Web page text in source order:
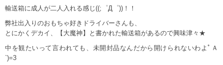
輸送箱に成人が二人入れる感じ((;゜Д゜))！！
弊社出入りのおもちゃ好きドライバーさんも、
とにかくデカイ、【大魔神】と書かれた輸送箱があるので興味津々★
中を観たいって言われても、未開封品なんだから開けられないわよﾟＡ
`)=3